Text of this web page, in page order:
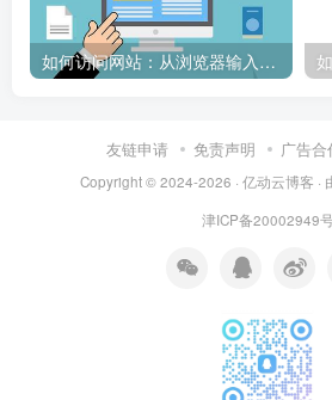
如何访问网站：从浏览器输入到页面加载的完整步骤详解
友链申请 免责声明 广告合
Copyright © 2024-2026 · 亿动云博客 ·
津ICP备20002949